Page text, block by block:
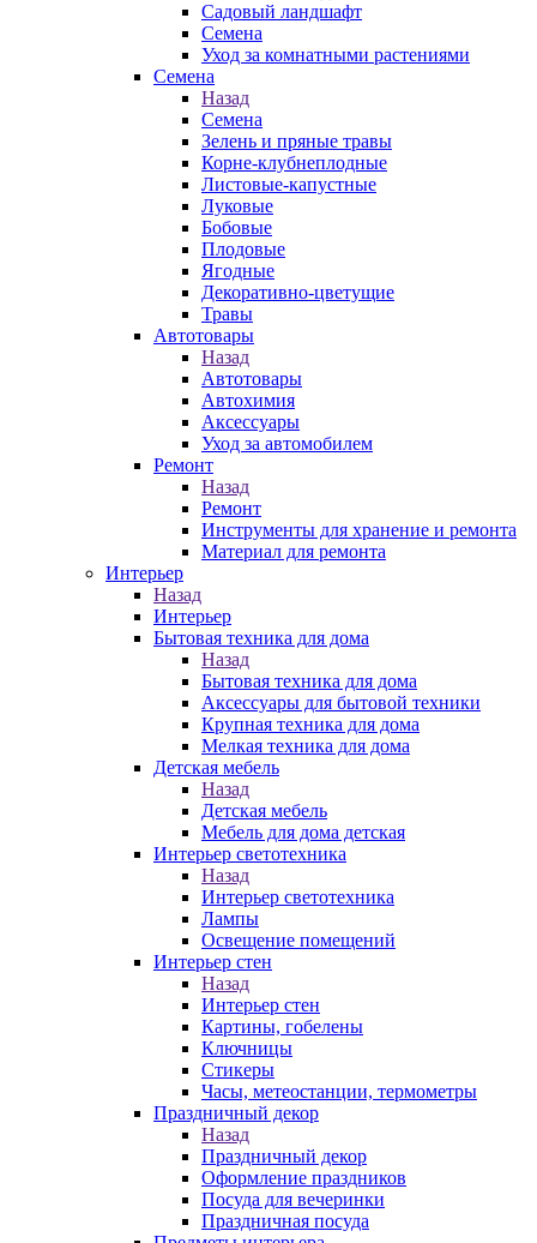
Садовый ландшафт
Семена
Уход за комнатными растениями
Семена
Назад
Семена
Зелень и пряные травы
Корне-клубнеплодные
Листовые-капустные
Луковые
Бобовые
Плодовые
Ягодные
Декоративно-цветущие
Травы
Автотовары
Назад
Автотовары
Автохимия
Аксессуары
Уход за автомобилем
Ремонт
Назад
Ремонт
Инструменты для хранение и ремонта
Материал для ремонта
Интерьер
Назад
Интерьер
Бытовая техника для дома
Назад
Бытовая техника для дома
Аксессуары для бытовой техники
Крупная техника для дома
Мелкая техника для дома
Детская мебель
Назад
Детская мебель
Мебель для дома детская
Интерьер светотехника
Назад
Интерьер светотехника
Лампы
Освещение помещений
Интерьер стен
Назад
Интерьер стен
Картины, гобелены
Ключницы
Стикеры
Часы, метеостанции, термометры
Праздничный декор
Назад
Праздничный декор
Оформление праздников
Посуда для вечеринки
Праздничная посуда